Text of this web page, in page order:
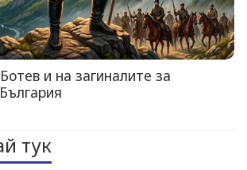
и на загиналите за
тук